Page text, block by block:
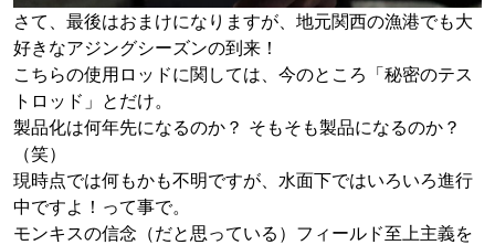
さて、最後はおまけになりますが、地元関西の漁港でも大
好きなアジングシーズンの到来！
こちらの使用ロッドに関しては、今のところ「秘密のテス
トロッド」とだけ。
製品化は何年先になるのか？ そもそも製品になるのか？
（笑）
現時点では何もかも不明ですが、水面下ではいろいろ進行
中ですよ！って事で。
モンキスの信念（だと思っている）フィールド至上主義を